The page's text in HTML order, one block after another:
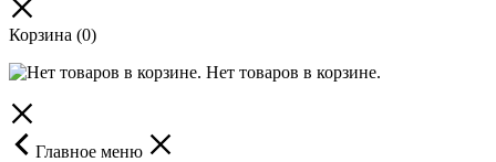
Корзина (0)
Нет товаров в корзине.
Главное меню